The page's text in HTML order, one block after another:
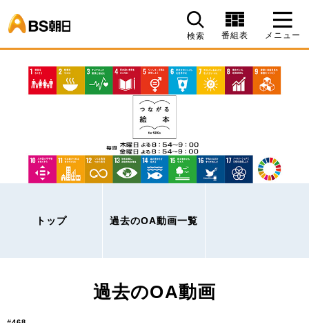
検索 番組表 メニュー
トップ 過去のOA動画一覧
過去のOA動画